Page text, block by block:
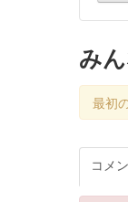
販売終了
松江
し。
松
配布終了
お城
み
最初
コメ